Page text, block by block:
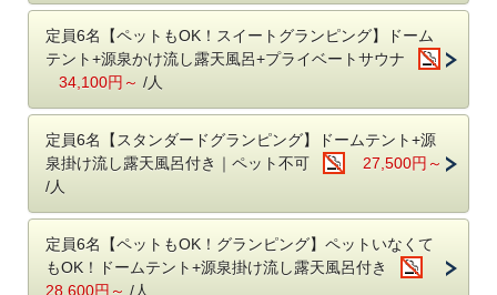
お風呂の周りは壁があり、他の部屋からは見えませんので安心してお楽
しみください。
●持ち込みは自由
持ち込み料は不要。お好きな食材をお持ちください。
※焚き火を利用しての調理はご遠慮ください
■送迎について
鹿児島空港及び国分駅まで無料送迎（要予約）
予約時の備考欄に希望の送迎時間をご記入ください。
チェックイン前：15時、16時、17時、18時、19時
チェックアウト後：8時、9時、10時、11時
※チェックイン・アウト時間に準じます
※当日予約の送迎は、お受けできない場合がございます。
・スイートグランピング、スタンダードグランピング
アーリーチェックイン 17時→16時 1棟3,300円
※8月1日以降はアーリーチェックイン
レイトチェックアウト10時→11時 1棟3,300円（1日3組限定）
こしかの温泉のグランピングは日本初の全室プライベート空間及び
源泉かけ流し露天風呂付きのグランピング施設*です。
*（プライベート空間とは、各利用者の全室内に、ベッド・トイレ・風呂・食事スペースの4点を有し、
1棟貸し切りのグランピング施設内にはトイレや食事スペース、
温泉とすべて揃っているので他のお客様と顔を合わせることもありませ
定員6名【ペットもOK！スイートグランピング】ドーム
テント+源泉かけ流し露天風呂+プライベートサウナ
34,100円～ /人
定員6名【スタンダードグランピング】ドームテント+源
泉掛け流し露天風呂付き｜ペット不可
27,500円～
/人
定員6名【ペットもOK！グランピング】ペットいなくて
もOK！ドームテント+源泉掛け流し露天風呂付き
28,600円～ /人